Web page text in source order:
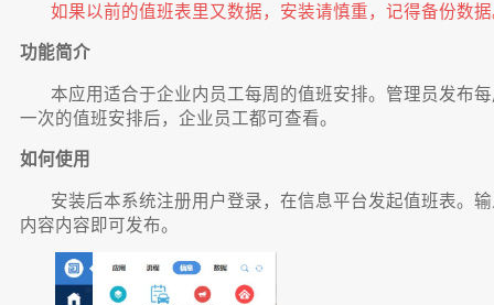
如果以前的值班表里又数据，安装请慎重，记得备份数
功能简介
本应用适合于企业内员工每周的值班安排。管理员发布每
一次的值班安排后，企业员工都可查看。
如何使用
安装后本系统注册用户登录，在信息平台发起值班表。
内容内容即可发布。